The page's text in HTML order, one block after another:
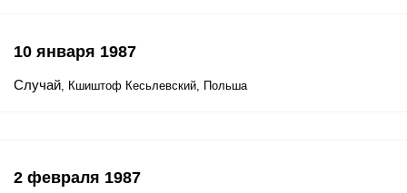
10 января 1987
Случай, Кшиштоф Кесьлевский, Польша
2 февраля 1987